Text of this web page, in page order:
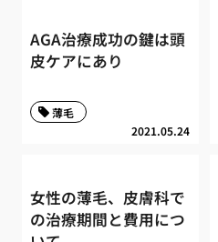
AGA治療成功の鍵は頭
皮ケアにあり
2021.05.24
薄毛
女性の薄毛、皮膚科で
の治療期間と費用につ